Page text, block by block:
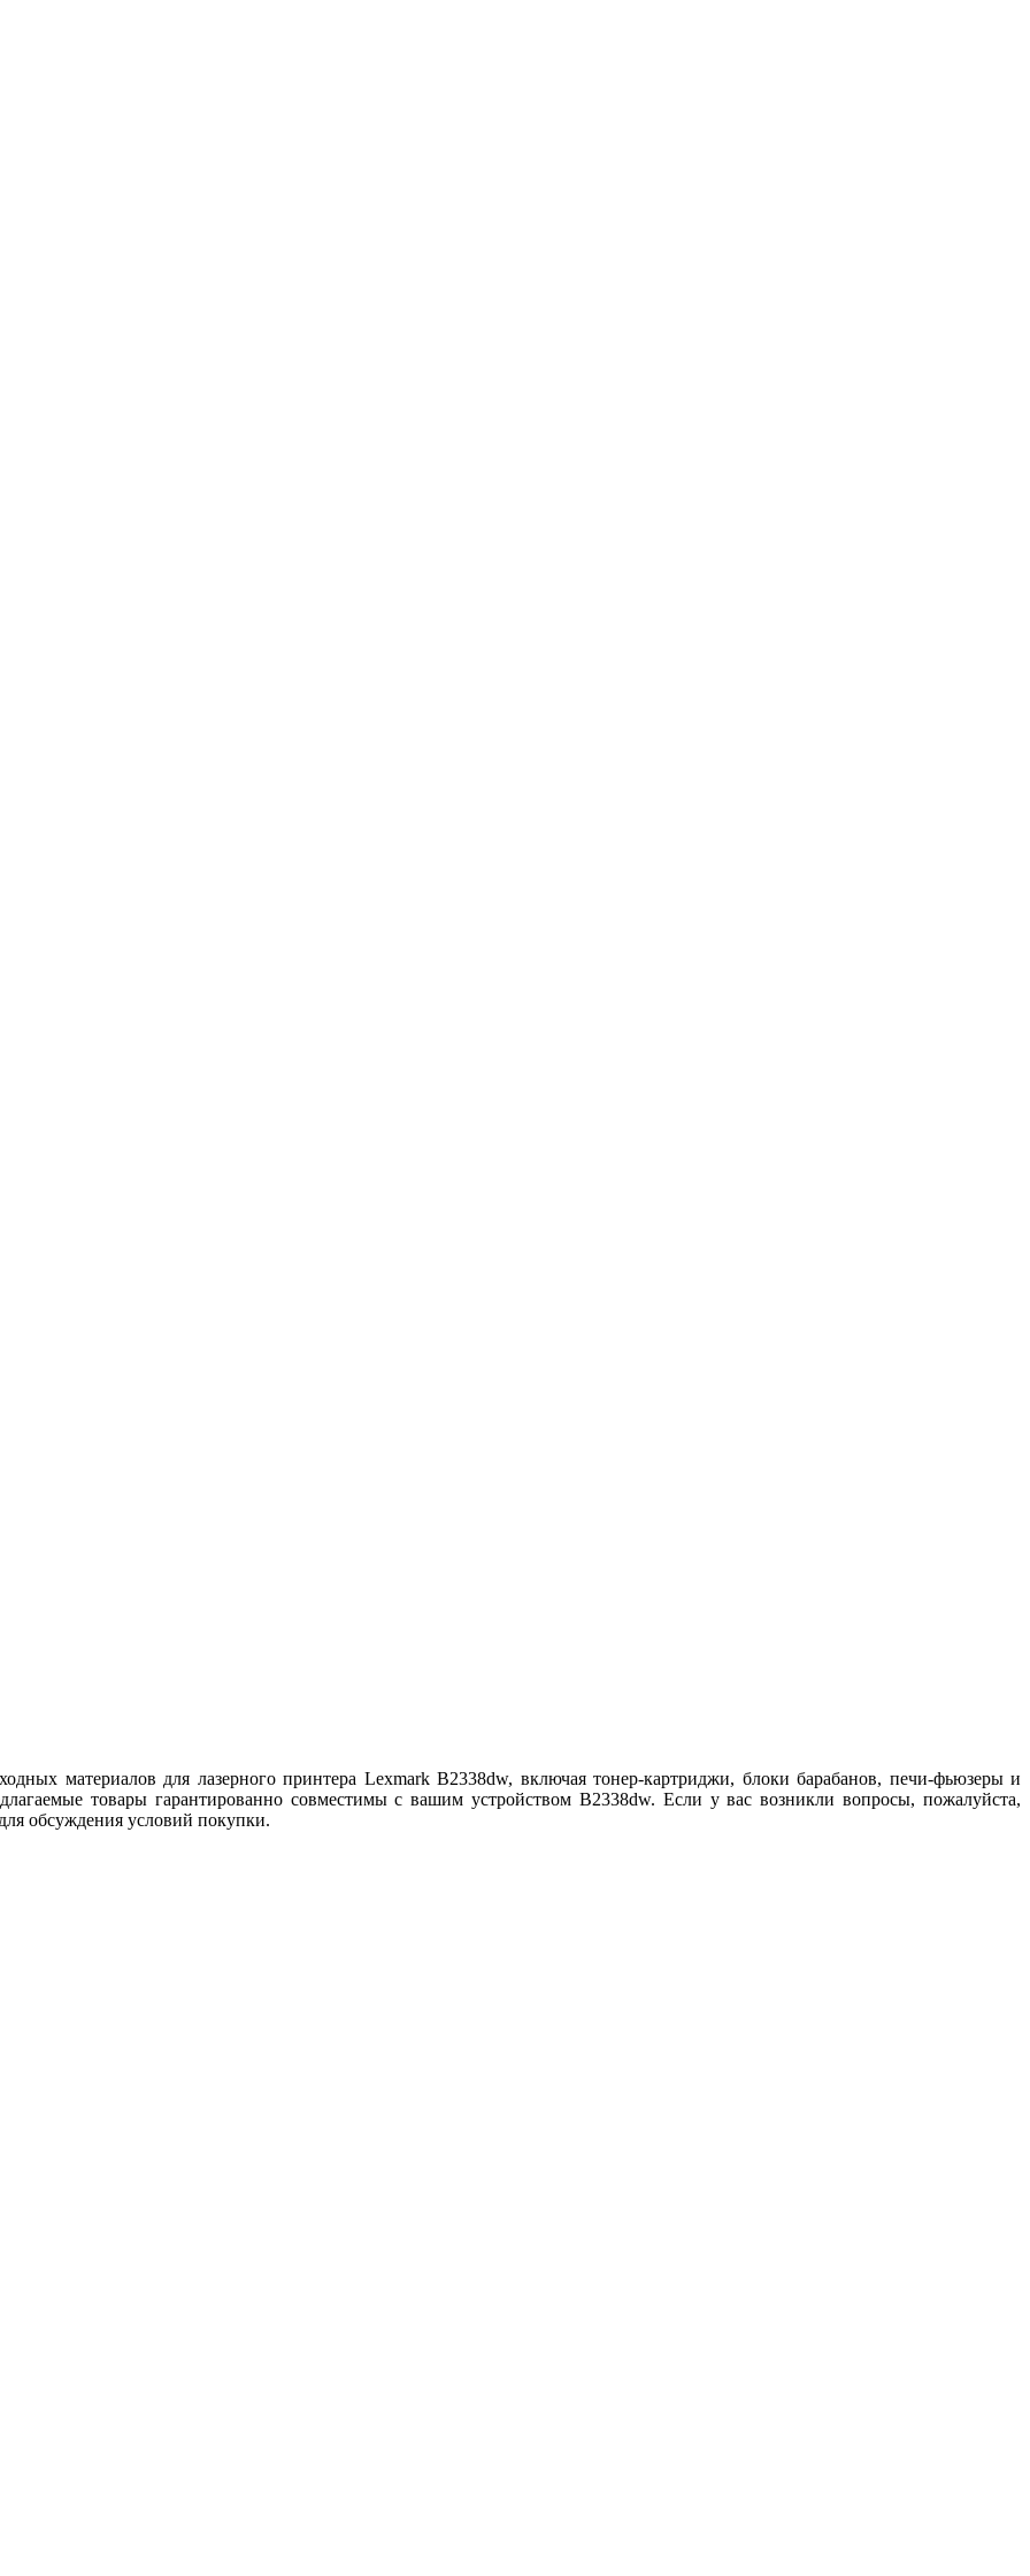
материалов для лазерного принтера Lexmark B2338dw, включая тонер-картриджи, блоки барабанов, печи-фьюзеры и
товары гарантированно совместимы с вашим устройством B2338dw. Если у вас возникли вопросы, пожалуйста,
обсуждения условий покупки.